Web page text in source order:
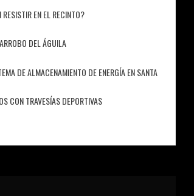
EN EL RECINTO?
DEL ÁGUILA
DE ALMACENAMIENTO DE ENERGÍA EN SANTA
CON TRAVESÍAS DEPORTIVAS